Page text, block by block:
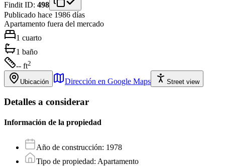
Findit ID: 498
Publicado hace 1986 días
Apartamento fuera del mercado
1 cuarto
1 baño
-- ft2
Ubicación Dirección en Google Maps Street view
Detalles a considerar
Información de la propiedad
Año de construcción: 1978
Tipo de propiedad: Apartamento